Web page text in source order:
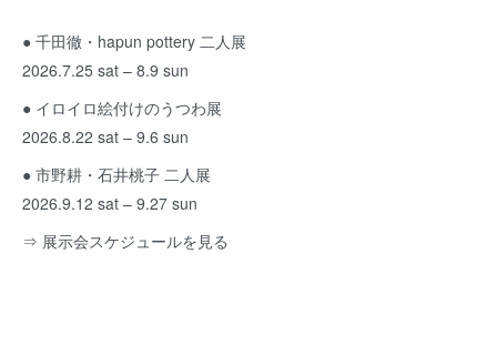
● 千田徹・hapun pottery 二人展
2026.7.25 sat – 8.9 sun
● イロイロ絵付けのうつわ展
2026.8.22 sat – 9.6 sun
● 市野耕・石井桃子 二人展
2026.9.12 sat – 9.27 sun
⇒ 展示会スケジュールを見る